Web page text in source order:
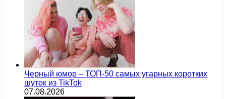
Черный юмор – ТОП-50 самых угарных коротких
шуток из TikTok
07.08.2026